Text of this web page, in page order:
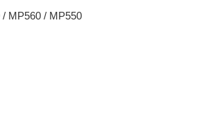
MP560 / MP550